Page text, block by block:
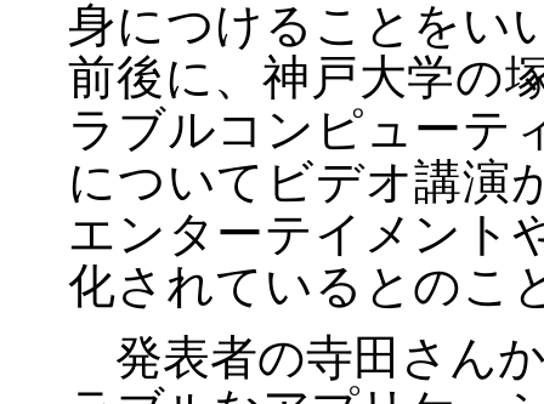
身につけることをい
前後に、神戸大学の
ラブルコンピューテ
についてビデオ講
エンターテイメント
化されているとのこ
発表者の寺田さん